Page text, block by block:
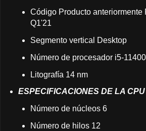
Código Producto anteriormente
Q1'21
Segmento vertical Desktop
Número de procesador i5-11400
Litografía 14 nm
ESPECIFICACIONES DE LA CPU
Número de núcleos 6
Número de hilos 12